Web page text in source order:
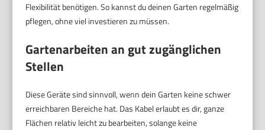
Flexibilität benötigen. So kannst du deinen Garten regelmäßig
pflegen, ohne viel investieren zu müssen.
Gartenarbeiten an gut zugänglichen
Stellen
Diese Geräte sind sinnvoll, wenn dein Garten keine schwer
erreichbaren Bereiche hat. Das Kabel erlaubt es dir, ganze
Flächen relativ leicht zu bearbeiten, solange keine